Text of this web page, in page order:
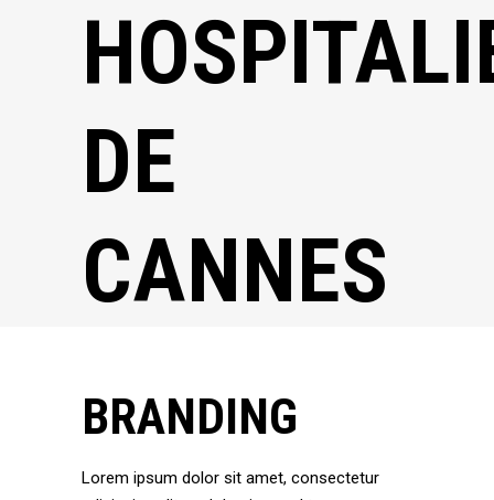
DE
CANNES
BRANDING
Lorem ipsum dolor sit amet, consectetur